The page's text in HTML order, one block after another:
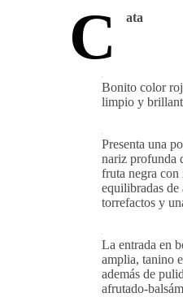
C ata
Bonito color
limpio y
Presenta una
nariz profunda
fruta negra con
equilibradas de
torrefactos y
La entrada en
amplia, tanino
además de
afrutado-